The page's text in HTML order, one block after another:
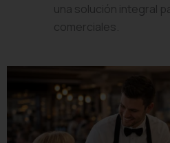
una solución integral
comerciales.